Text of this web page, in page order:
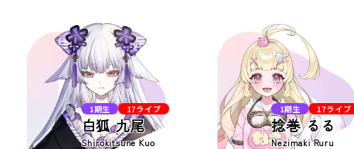
1期生 17ライブ
白狐 九尾
Shirokitsune Kuo
1期生 17ライブ
捻巻 るる
Nezimaki Ruru